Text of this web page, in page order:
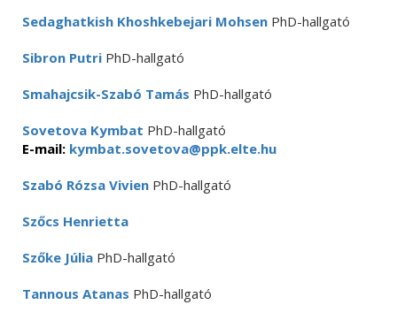
Sedaghatkish Khoshkebejari Mohsen PhD-hallgató
Sibron Putri PhD-hallgató
Smahajcsik-Szabó Tamás PhD-hallgató
Sovetova Kymbat PhD-hallgató
E-mail: kymbat.sovetova@ppk.elte.hu
Szabó Rózsa Vivien PhD-hallgató
Szőcs Henrietta
Szőke Júlia PhD-hallgató
Tannous Atanas PhD-hallgató